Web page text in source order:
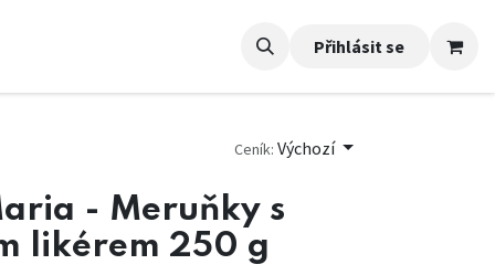
Přihlásit se
Ceník: Výchozí
- Meruňky s
likérem 250 g